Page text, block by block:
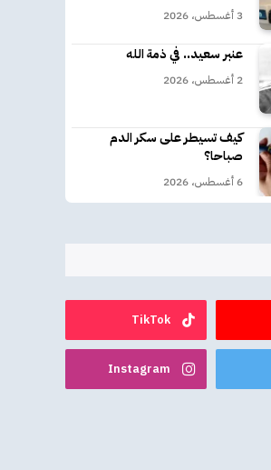
3 أغسطس، 2026
عنبر سعيد.. في ذمة الله
2 أغسطس، 2026
كيف تسيطر على سكر الدم
صباحا؟
6 أغسطس، 2026
TikTok
Instagram